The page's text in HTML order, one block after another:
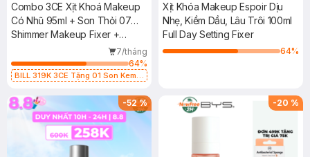
Combo 3CE Xịt Khoá Makeup
Có Nhũ 95ml + Son Thỏi 07
Knit - Hồng Khô 1.5g
Shimmer Makeup Fixer +
Cashmere Hug Lipstick
7/tháng
64%
BILL 319K 3CE Tặng 01 Son Kem
1.5g (SL có hạn)
Xịt Khóa Makeup Espoir Dịu
Nhẹ, Kiềm Dầu, Lâu Trôi 100ml
Full Day Setting Fixer
64%
-52% -20 %